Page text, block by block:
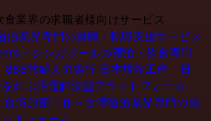
食業界の求職者様向けサービス
泊業界専門の就職・転職支援サービス
- シンガポールの宿泊・飲食専門
886旅館人力銀行 日本旅館工作 - 日
結ぶ課題解決型プラットフォーム
湾旅館工作 - 台湾宿泊業界専門の就